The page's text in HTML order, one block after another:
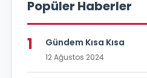
Popüler Haberler
1 Gündem Kısa Kısa
12 Ağustos 2024